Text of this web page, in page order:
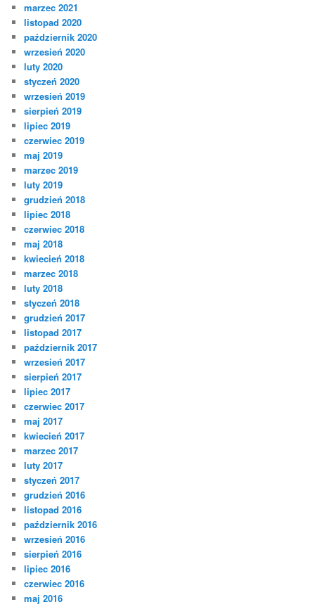
marzec 2021
listopad 2020
październik 2020
wrzesień 2020
luty 2020
styczeń 2020
wrzesień 2019
sierpień 2019
lipiec 2019
czerwiec 2019
maj 2019
marzec 2019
luty 2019
grudzień 2018
lipiec 2018
czerwiec 2018
maj 2018
kwiecień 2018
marzec 2018
luty 2018
styczeń 2018
grudzień 2017
listopad 2017
październik 2017
wrzesień 2017
sierpień 2017
lipiec 2017
czerwiec 2017
maj 2017
kwiecień 2017
marzec 2017
luty 2017
styczeń 2017
grudzień 2016
listopad 2016
październik 2016
wrzesień 2016
sierpień 2016
lipiec 2016
czerwiec 2016
maj 2016